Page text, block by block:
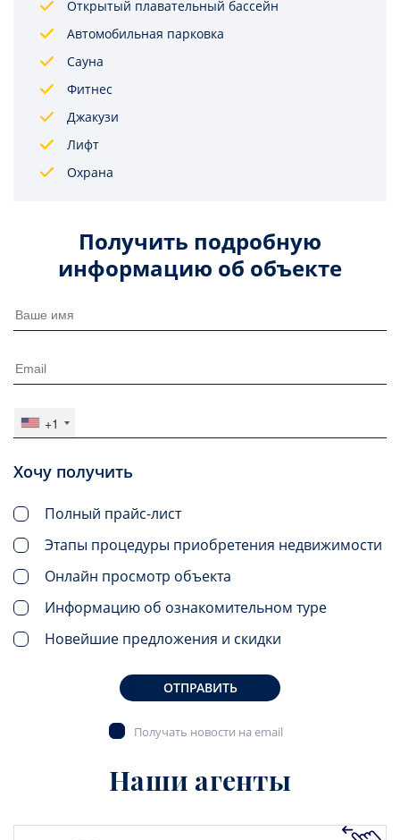
Открытый плавательный бассейн
Автомобильная парковка
Сауна
Фитнес
Джакузи
Лифт
Охрана
Получить подробную
информацию об объекте
+1
Хочу получить
Полный прайс-лист
Этапы процедуры приобретения недвижимости
Онлайн просмотр объекта
Информацию об ознакомительном туре
Новейшие предложения и скидки
ОТПРАВИТЬ
Получать новости на email
Наши агенты